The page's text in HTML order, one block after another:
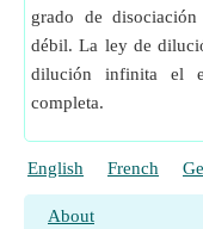
grado de
débil. La ley de
dilución infinita el
completa.
English French
About